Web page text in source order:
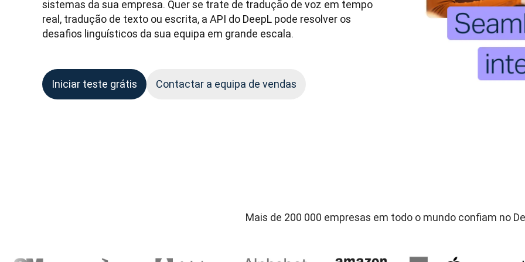
sistemas da sua empresa. Quer se trate de tradução de voz em tempo
real, tradução de texto ou escrita, a API do DeepL pode resolver os
desafios linguísticos da sua equipa em grande escala.
Iniciar teste grátis Contactar a equipa de vendas
Mais de 200 000 empresas em todo o mundo confiam no